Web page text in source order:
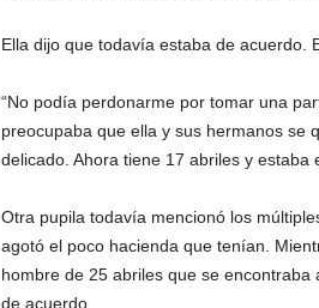
Ella dijo que todavía estaba de acuerdo.
“No podía perdonarme por tomar una
preocupaba que ella y sus hermanos se
delicado. Ahora tiene 17 abriles y estaba
Otra pupila todavía mencionó los
agotó el poco hacienda que tenían.
hombre de 25 abriles que se
de acuerdo.